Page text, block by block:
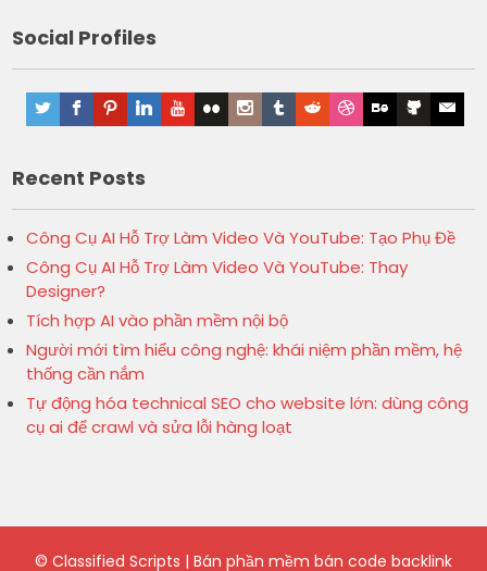
Social Profiles
Recent Posts
Công Cụ AI Hỗ Trợ Làm Video Và YouTube: Tạo Phụ Đề
Công Cụ AI Hỗ Trợ Làm Video Và YouTube: Thay
Designer?
Tích hợp AI vào phần mềm nội bộ
Người mới tìm hiểu công nghệ: khái niệm phần mềm, hệ
thống cần nắm
Tự động hóa technical SEO cho website lớn: dùng công
cụ ai để crawl và sửa lỗi hàng loạt
© Classified Scripts | Bán phần mềm bán code backlink